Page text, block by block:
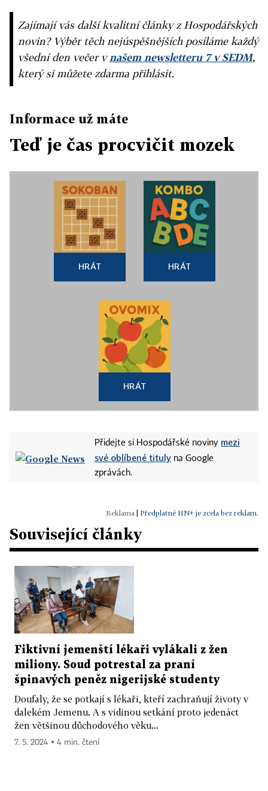
Zajímají vás další kvalitní články z Hospodářských
novin? Výběr těch nejúspěšnějších posíláme každý
všední den večer vnašem newsletteru 7 v SEDM,
který si můžete zdarma přihlásit.
Informace už máte
Teď je čas procvičit mozek
HRÁT HRÁT
HRÁT
Přidejte si Hospodářské noviny mezi
své oblíbené tituly na Google
zprávách.
Předplatné HN+ je zcela bez reklam.
Související články
Fiktivní jemenští lékaři vylákali z žen
miliony. Soud potrestal za praní
špinavých peněz nigerijské studenty
Doufaly, že se potkají s lékaři, kteří zachraňují životy v
dalekém Jemenu. A s vidinou setkání proto jedenáct
žen většinou důchodového věku...
7. 5. 2024 ▪ 4 min. čtení